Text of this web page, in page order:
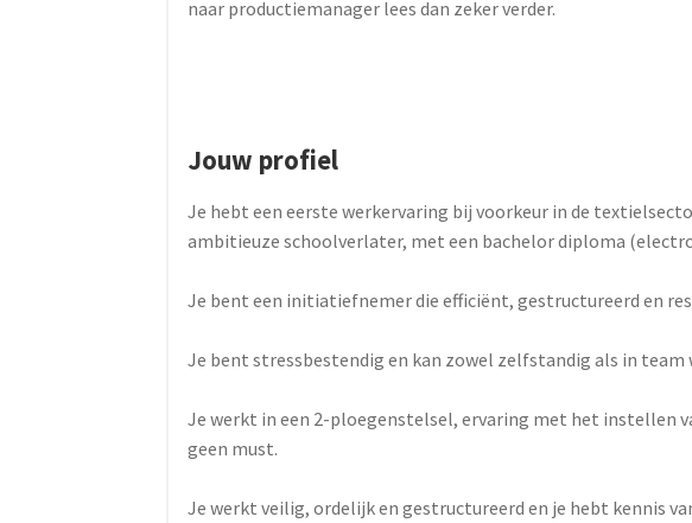
naar productiemanager lees dan zeker verder.
Jouw profiel
Je hebt een eerste werkervaring bij voorkeur in de
ambitieuze schoolverlater, met een bachelor diploma
Je bent een initiatiefnemer die efficiënt, gestructureerd en
Je bent stressbestendig en kan zowel zelfstandig als in
Je werkt in een 2-ploegenstelsel, ervaring met het instellen
geen must.
Je werkt veilig, ordelijk en gestructureerd en je hebt kennis